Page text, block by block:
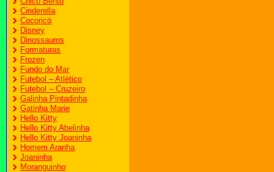
Cinderella
Cocoricó
Disney
Dinossauros
Formaturas
Frozen
Fundo do Mar
Futebol – Atlético
Futebol – Cruzeiro
Galinha Pintadinha
Gatinha Marie
Hello Kitty
Hello Kitty Abelinha
Hello Kitty Joaninha
Homem Aranha
Joaninha
Moranguinho